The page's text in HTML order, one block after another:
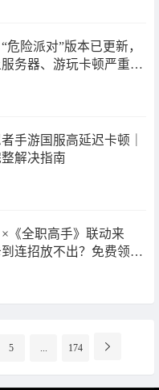
危险派对”版本已更新，
务器、游玩卡顿严重影
时长一键加速试试！
手游国服高延迟卡顿｜
解决指南
×《全职高手》联动来
连招放不出？免费领取
5 ... 174